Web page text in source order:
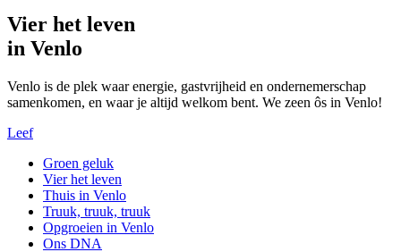
Vier het leven
in Venlo
Venlo is de plek waar energie, gastvrijheid en ondernemerschap
samenkomen, en waar je altijd welkom bent. We zeen ôs in Venlo!
Leef
Groen geluk
Vier het leven
Thuis in Venlo
Truuk, truuk, truuk
Opgroeien in Venlo
Ons DNA